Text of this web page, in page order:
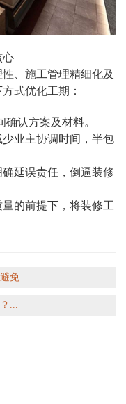
心
、施工管理精细化及
式优化工期：
认方案及材料。
业主协调时间，半包
延误责任，倒逼装修
的前提下，将装修工
免...
...